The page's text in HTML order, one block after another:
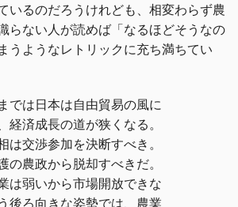
いるのだろうけれども、相変わらず農
らない人が読めば「なるほどそうなの
うようなレトリックに充ち満ちてい
では日本は自由貿易の風に
経済成長の道が狭くなる。
は交渉参加を決断すべき。
の農政から脱却すべきだ。
は弱いから市場開放できな
後ろ向きな姿勢では、農業